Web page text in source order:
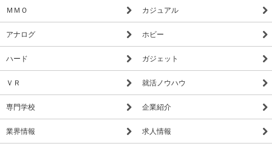
ＭＭＯ カジュアル
アナログ ホビー
ハード ガジェット
ＶＲ 就活ノウハウ
専門学校 企業紹介
業界情報 求人情報